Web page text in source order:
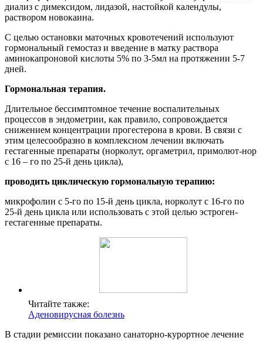
диализ с димексидом, лидазой, настойкой календулы,
раствором новокаина.
С целью остановки маточных кровотечений используют
гормональный гемостаз и введение в матку раствора
аминокапроновой кислоты 5% по 3-5мл на протяжении 5-7
дней.
Гормональная терапия.
Длительное бессимптомное течение воспалительных
процессов в эндометрии, как правило, сопровождается
снижением концентрации прогестерона в крови. В связи с
этим целесообразно в комплексном лечении включать
гестагенные препараты (норколут, оргаметрил, примолют-нор
с 16 – го по 25-й день цикла),
проводить циклическую гормональную терапию:
микрофолин с 5-го по 15-й день цикла, норколут с 16-го по
25-й день цикла или использовать с этой целью эстроген-
гестагенные препараты.
Читайте также:
Аденовирусная болезнь
В стадии ремиссии показано санаторно-курортное лечение